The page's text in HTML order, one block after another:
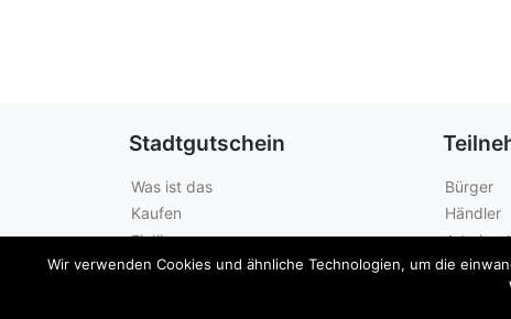
Stadtgutschein
Was ist das
Kaufen
Einlösen
Guthabenabfrage
Bürger
Händler
Städte
Wir verwenden Cookies und ähnliche Technologien, um die